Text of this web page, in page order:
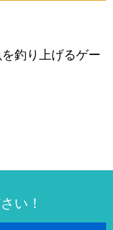
釣り上げるゲー
い！